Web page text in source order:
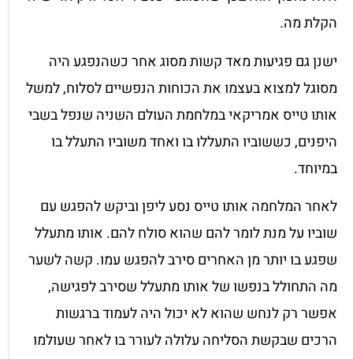
הקלת מה.
ישנן גם פגיעות מאד קשות מסוג אחר כשהנפגע היה
מסוגל למצוא בעצמו את הכוחות הנפשיים לסלוח, למשל
אותו טייס אמריקאי במלחמת העולם השניה שנפל בשבי
היפנים, כששוביו התעללו בו ואחד משוביו התעלל בו
במיוחד.
לאחר המלחמה אותו טייס נסע ליפן וביקש להפגש עם
שוביו על מנת לומר להם שהוא סולח להם. אותו מתעלל
שפגע בו יותר מן האחרים סירב להפגש עמו. קשה לשער
מה התחולל בנפשו של אותו מתעלל שסירב לפגישה,
אפשר רק לנחש שהוא לא יכול היה לעמוד ברגשות
הרכים שבקשת הסליחה עלולה לעורר בו לאחר שעולמו